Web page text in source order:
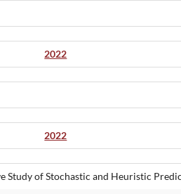
2022
2022
of Stochastic and Heuristic